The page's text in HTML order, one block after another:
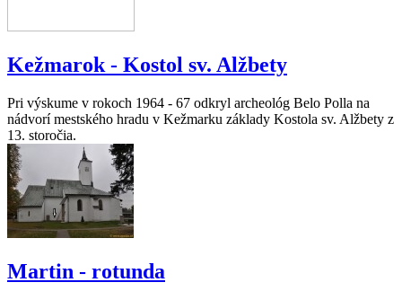
Kežmarok - Kostol sv. Alžbety
Pri výskume v rokoch 1964 - 67 odkryl archeológ Belo Polla na
nádvorí mestského hradu v Kežmarku základy Kostola sv. Alžbety z
13. storočia.
Martin - rotunda